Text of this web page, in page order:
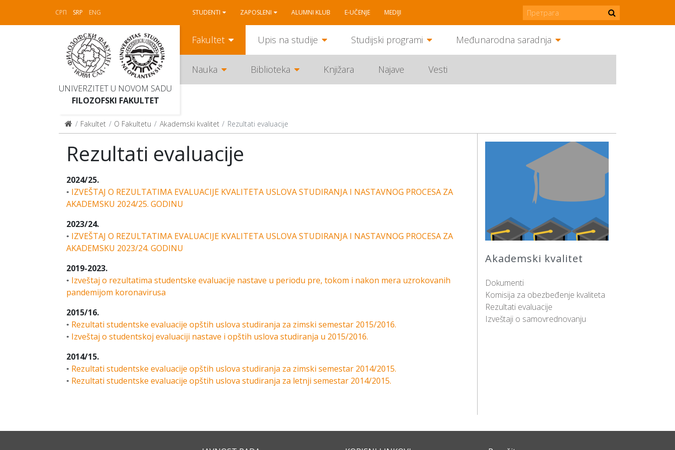
СРП SRP ENG STUDENTI ZAPOSLENI ALUMNI KLUB E-UČENJE MEDIJI
UNIVERZITET U NOVOM SADU
FILOZOFSKI FAKULTET
Fakultet Upis na studije Studijski programi Međunarodna saradnja
Nauka Biblioteka Knjižara Najave Vesti
Fakultet O Fakultetu Akademski kvalitet Rezultati evaluacije
Akademski kvalitet
Dokumenti
Komisija za obezbeđenje kvaliteta
Rezultati evaluacije
Izveštaji o samovrednovanju
Rezultati evaluacije
2024/25.
◦ IZVEŠTAJ O REZULTATIMA EVALUACIJE KVALITETA USLOVA STUDIRANJA I NASTAVNOG PROCESA ZA
AKADEMSKU 2024/25. GODINU
2023/24.
◦ IZVEŠTAJ O REZULTATIMA EVALUACIJE KVALITETA USLOVA STUDIRANJA I NASTAVNOG PROCESA ZA
AKADEMSKU 2023/24. GODINU
2019-2023.
◦ Izveštaj o rezultatima studentske evaluacije nastave u periodu pre, tokom i nakon mera uzrokovanih
pandemijom koronavirusa
2015/16.
◦ Rezultati studentske evaluacije opštih uslova studiranja za zimski semestar 2015/2016.
◦ Izveštaj o studentskoj evaluaciji nastave i opštih uslova studiranja u 2015/2016.
2014/15.
◦ Rezultati studentske evaluacije opštih uslova studiranja za zimski semestar 2014/2015.
◦ Rezultati studentske evaluacije opštih uslova studiranja za letnji semestar 2014/2015.